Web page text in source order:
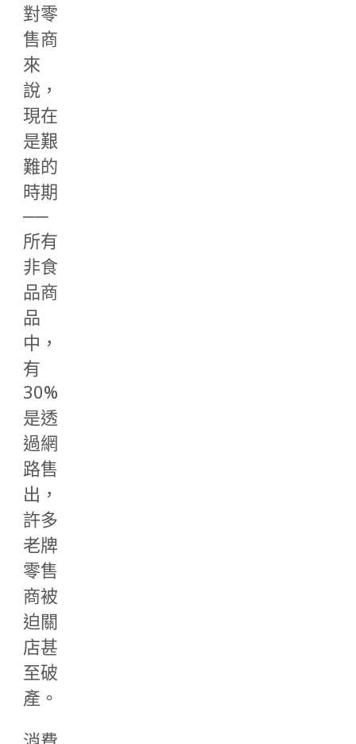
對零
售商
來
說，
現在
是艱
難的
時期
──
所有
非食
品商
品
中，
有
30%
是透
過網
路售
出，
許多
老牌
零售
商被
迫關
店甚
至破
產。